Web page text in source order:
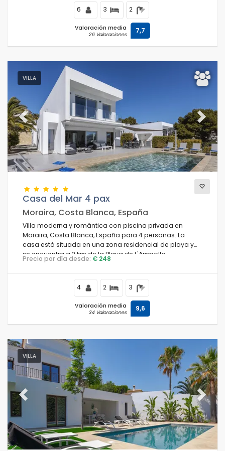
6 3 2
Valoración media
26 Valoraciones 7,7
VILLA
Previous Next
Casa del Mar 4 pax
Moraira, Costa Blanca, España
Villa moderna y romántica con piscina privada en
Moraira, Costa Blanca, España para 4 personas. La
casa está situada en una zona residencial de playa y
se encuentra a 2 km de la Playa de L'Ampolla.
Precio por día desde: € 248
4 2 3
Valoración media
34 Valoraciones 9,6
VILLA
Previous Next